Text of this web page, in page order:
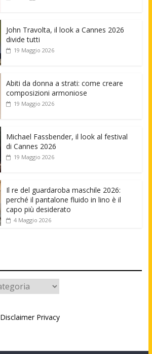
John Travolta, il look a Cannes 2026
divide tutti
19 Maggio 2026
Abiti da donna a strati: come creare
composizioni armoniose
19 Maggio 2026
Michael Fassbender, il look al festival
di Cannes 2026
19 Maggio 2026
Il re del guardaroba maschile 2026:
perché il pantalone fluido in lino è il
capo più desiderato
4 Maggio 2026
Disclaimer Privacy